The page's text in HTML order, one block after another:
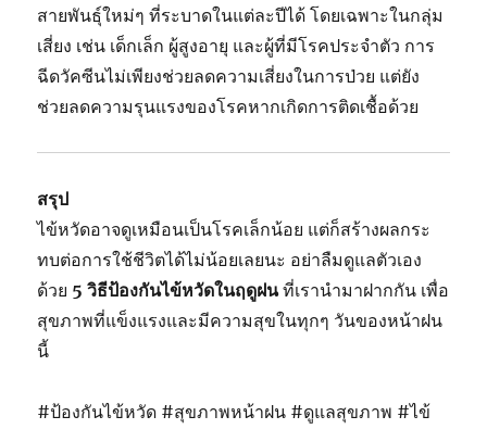
สายพันธุ์ใหม่ๆที่ระบาดในแต่ละปีได้โดยเฉพาะในกลุ่ม
เสี่ยง เช่น เด็กเล็ก ผู้สูงอายุ และผู้ที่มีโรคประจำตัว การ
ฉีดวัคซีนไม่เพียงช่วยลดความเสี่ยงในการป่วย แต่ยัง
ช่วยลดความรุนแรงของโรคหากเกิดการติดเชื้อด้วย
สรุป
ไข้หวัดอาจดูเหมือนเป็นโรคเล็กน้อย แต่ก็สร้างผลกระ
ทบต่อการใช้ชีวิตได้ไม่น้อยเลยนะ อย่าลืมดูแลตัวเอง
ด้วย 5วิธีป้องกันไข้หวัดในฤดูฝน ที่เรานำมาฝากกัน เพื่อ
สุขภาพที่แข็งแรงและมีความสุขในทุกๆ วันของหน้าฝน
นี้
#ป้องกันไข้หวัด #สุขภาพหน้าฝน #ดูแลสุขภาพ #ไข้